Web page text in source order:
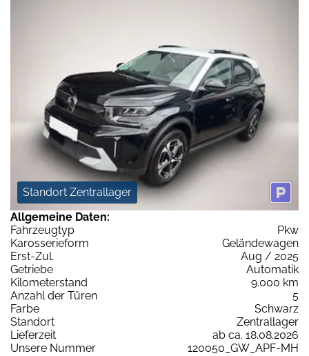
Standort Zentrallager
Allgemeine Daten:
Fahrzeugtyp
Pkw
Karosserieform
Geländewagen
Erst-Zul.
Aug / 2025
Getriebe
Automatik
Kilometerstand
9.000 km
Anzahl der Türen
5
Farbe
Schwarz
Standort
Zentrallager
Lieferzeit
ab ca. 18.08.2026
Unsere Nummer
120050_GW_APF-MH